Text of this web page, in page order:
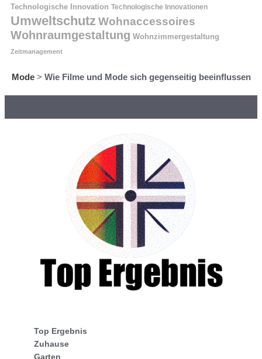
Technologische Innovation Technologische Innovationen
Umweltschutz Wohnaccessoires
Wohnraumgestaltung Wohnzimmergestaltung
Zeitmanagement
Mode> Wie Filme und Mode sich gegenseitig beeinflussen
Top Ergebnis
Zuhause
Garten